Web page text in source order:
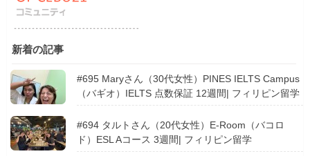
新着の記事
#695 Maryさん（30代女性）PINES IELTS Campus
（バギオ）IELTS 点数保証 12週間| フィリピン留学
#694 タルトさん（20代女性）E-Room（バコロ
ド）ESL Aコース 3週間| フィリピン留学